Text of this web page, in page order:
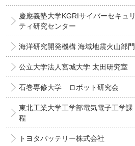
慶應義塾大学KGRIサイバーセキュリ
ティ研究センター
海洋研究開発機構 海域地震火山部門
公立大学法人宮城大学 太田研究室
石巻専修大学 ロボット研究会
東北工業大学工学部電気電子工学課
程
トヨタバッテリー株式会社